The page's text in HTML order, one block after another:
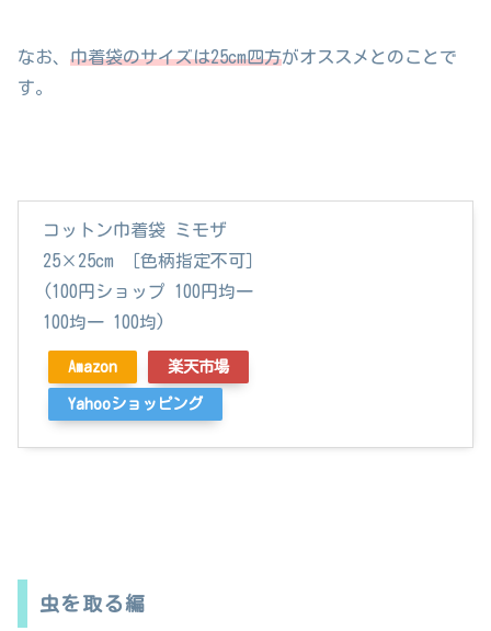
なお、 巾着袋のサイズは25cm四方がオススメとのことで
す。
コットン巾着袋 ミモザ
25×25cm ［色柄指定不可］
(100円ショップ 100円均一
100均一 100均)
Amazon 楽天市場
Yahooショッピング
虫を取る編